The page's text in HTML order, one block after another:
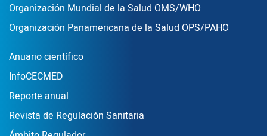
Organización Mundial de la Salud OMS/WHO
Organización Panamericana de la Salud OPS/PAHO
Publicaciones
Anuario científico
InfoCECMED
Reporte anual
Revista de Regulación Sanitaria